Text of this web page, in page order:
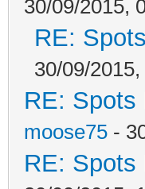
30/09/2015,
RE:
30/09/
RE: Spots
moose75 -
RE: Spots